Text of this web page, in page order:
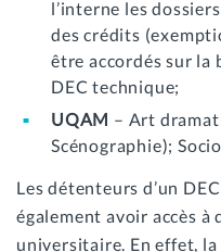
l’interne les
des crédits
être accordés sur la
DEC technique;
UQAM – Art
Scénographie);
Les détenteurs d’un
également avoir accès à
universitaire. En effet,